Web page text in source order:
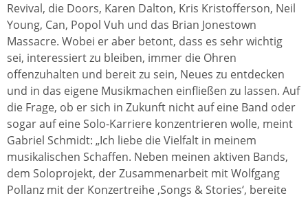
Revival, die Doors, Karen Dalton, Kris Kristofferson, Neil
Young, Can, Popol Vuh und das Brian Jonestown
Massacre. Wobei er aber betont, dass es sehr wichtig
sei, interessiert zu bleiben, immer die Ohren
offenzuhalten und bereit zu sein, Neues zu entdecken
und in das eigene Musikmachen einfließen zu lassen. Auf
die Frage, ob er sich in Zukunft nicht auf eine Band oder
sogar auf eine Solo-Karriere konzentrieren wolle, meint
Gabriel Schmidt: „Ich liebe die Vielfalt in meinem
musikalischen Schaffen. Neben meinen aktiven Bands,
dem Soloprojekt, der Zusammenarbeit mit Wolfgang
Pollanz mit der Konzertreihe ‚Songs & Stories‘, bereite